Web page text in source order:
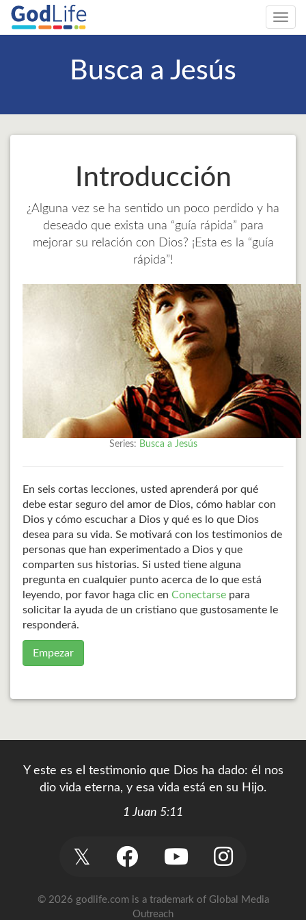
Busca a Jesús
Introducción
¿Alguna vez se ha sentido un poco perdido y ha
deseado que exista una “guía rápida” para
mejorar su relación con Dios? ¡Esta es la “guía
rápida”!
Series: Busca a Jesús
En seis cortas lecciones, usted aprenderá por qué
debe estar seguro del amor de Dios, cómo hablar con
Dios y cómo escuchar a Dios y qué es lo que Dios
desea para su vida. Se motivará con los testimonios de
personas que han experimentado a Dios y que
comparten sus historias. Si usted tiene alguna
pregunta en cualquier punto acerca de lo que está
leyendo, por favor haga clic enConectarse para
solicitar la ayuda de un cristiano que gustosamente le
responderá.
Empezar
Y este es el testimonio que Dios ha dado: él nos
dio vida eterna, y esa vida está en su Hijo.
1 Juan 5:11
𝕏
© 2026 godlife.comis a trademark of Global Media
Outreach